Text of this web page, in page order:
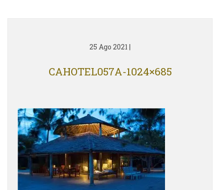
25 Ago 2021 |
CAHOTEL057A-1024×685